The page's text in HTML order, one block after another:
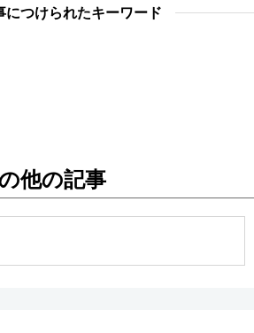
公式SNS
につけられたキーワード
他の記事